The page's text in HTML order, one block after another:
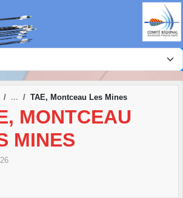
TAE, Montceau Les Mines
MONTCEAU
MINES
cookies